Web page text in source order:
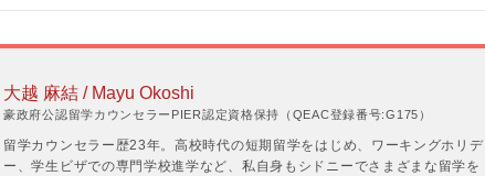
大越 麻結 / Mayu Okoshi
豪政府公認留学カウンセラーPIER認定資格保持（QEAC登録番号:G175）
留学カウンセラー歴23年。高校時代の短期留学をはじめ、ワーキングホリデ
ー、学生ビザでの専門学校進学など、私自身もシドニーでさまざまな留学を